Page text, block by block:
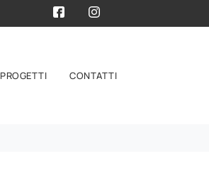
PROGETTI CONTATTI